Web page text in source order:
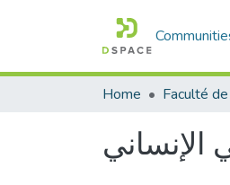
Home
الإنساني